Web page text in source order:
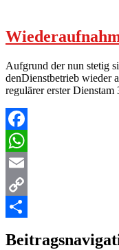
Aufgrund der nun stetig
denDienstbetrieb wieder
regulärer erster
Facebook
WhatsApp
Email
Copy